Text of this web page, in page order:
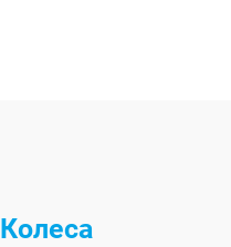
Колеса